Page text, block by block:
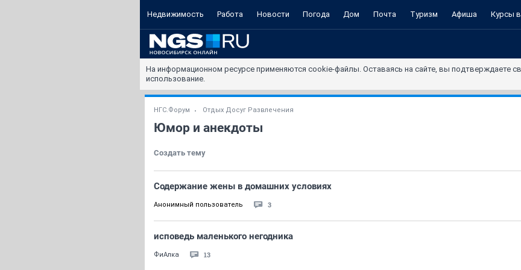
Недвижимость Работа Новости Погода Дом Почта Туризм Афиша Курсы
На информационном ресурсе применяются cookie-файлы. Оставаясь на сайте, вы подтверждаете
использование.
НГС.Форум Отдых Досуг Развлечения
Юмор и анекдоты
Создать тему
Содержание жены в домашних условиях
Анонимный пользователь 3
исповедь маленького негодника
ФиАлка 13